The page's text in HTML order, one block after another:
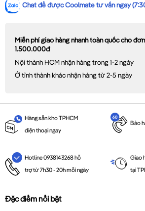
Chat để được Coolmate tư vấn ngay
Miễn phí giao hàng nhanh toàn quốc cho
1.500.000đ
Nội thành HCM nhận hàng trong 1-2 ngày
Ở tỉnh thành khác nhận hàng từ 2-5 ngày
Hàng sẵn kho TPHCM
điện thoại ngay
Bảo
Hotline 0938143268 hỗ
trợ từ 7h30 - 20h mỗi ngày
Giao
tại
Đặc điểm nổi bật